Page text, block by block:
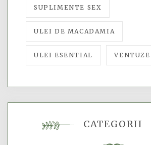
SUPLIMENTE SEX
ULEI DE MACADAMIA
ULEI ESENTIAL VENTUZE
CATEGORII